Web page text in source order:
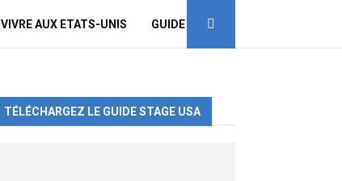
VIVRE AUX ETATS-UNIS GUIDE
TÉLÉCHARGEZ LE GUIDE STAGE USA